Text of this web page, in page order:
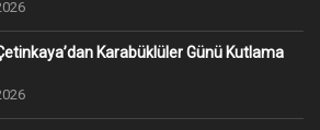
Karabüklüler Günü Kutlama